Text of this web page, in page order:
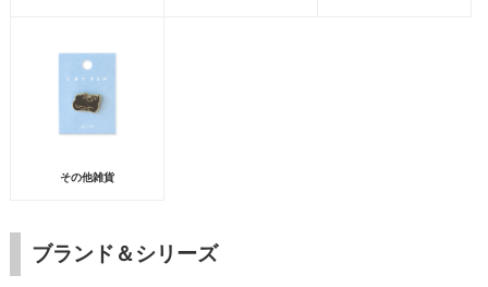
その他雑貨
ブランド＆シリーズ